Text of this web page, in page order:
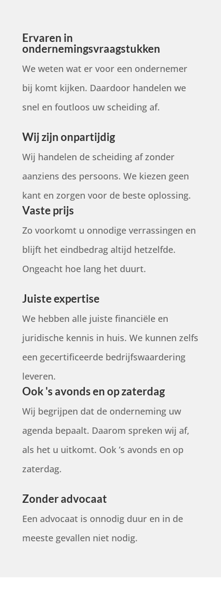
Ervaren in
ondernemingsvraagstukken
We weten wat er voor een ondernemer
bij komt kijken. Daardoor handelen we
snel en foutloos uw scheiding af.
Wij zijn onpartijdig
Wij handelen de scheiding af zonder
aanziens des persoons. We kiezen geen
kant en zorgen voor de beste oplossing.
Vaste prijs
Zo voorkomt u onnodige verrassingen en
blijft het eindbedrag altijd hetzelfde.
Ongeacht hoe lang het duurt.
Juiste expertise
We hebben alle juiste financiële en
juridische kennis in huis. We kunnen zelfs
een gecertificeerde bedrijfswaardering
leveren.
Ook 's avonds en op zaterdag
Wij begrijpen dat de onderneming uw
agenda bepaalt. Daarom spreken wij af,
als het u uitkomt. Ook ’s avonds en op
zaterdag.
Zonder advocaat
Een advocaat is onnodig duur en in de
meeste gevallen niet nodig.